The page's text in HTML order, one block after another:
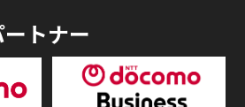
トナー